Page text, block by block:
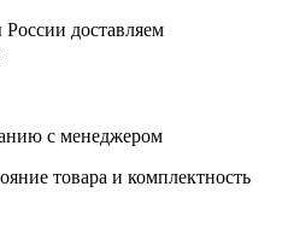
доставляем
с менеджером
товара и комплектность